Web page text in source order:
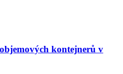
kontejnerů v